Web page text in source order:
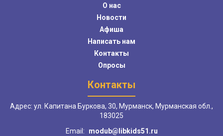
О нас
Новости
Афиша
Написать нам
Контакты
Опросы
Контакты
Адрес: ул. Капитана Буркова, 30, Мурманск, Мурманская обл.,
183025
Email:
modub@libkids51.ru